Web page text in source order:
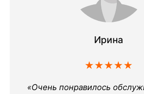
Ирина
★★★★★
«Очень понравилось